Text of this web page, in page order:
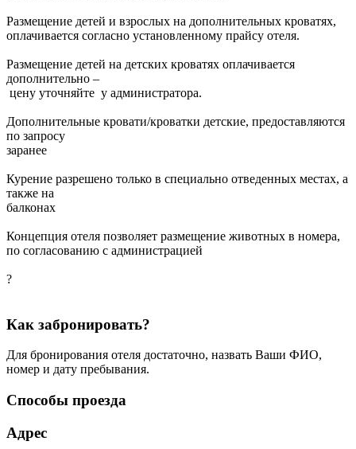
Размещение детей и взрослых на дополнительных кроватях,
оплачивается согласно установленному прайсу отеля.
Размещение детей на детских кроватях оплачивается
дополнительно –
цену уточняйте у администратора.
Дополнительные кровати/кроватки детские, предоставляются
по запросу
заранее
Курение разрешено только в специально отведенных местах, а
также на
балконах
Концепция отеля позволяет размещение животных в номера,
по согласованию с администрацией
?
Как забронировать?
Для бронирования отеля достаточно, назвать Ваши ФИО,
номер и дату пребывания.
Способы проезда
Адрес